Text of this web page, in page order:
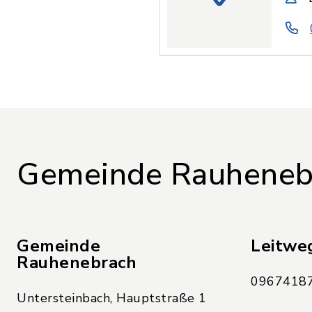
Gemeinde
Gemeinde
Rauhenebrach
Untersteinbach, Hauptstraße 1